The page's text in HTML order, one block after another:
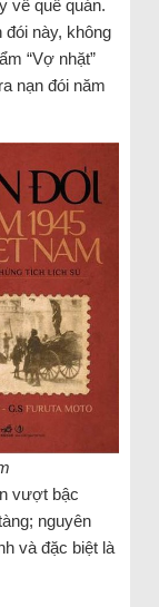
về quê quán.
đói này, không
“Vợ nhặt”
nạn đói năm
vượt bậc
nguyên
và đặc biệt là